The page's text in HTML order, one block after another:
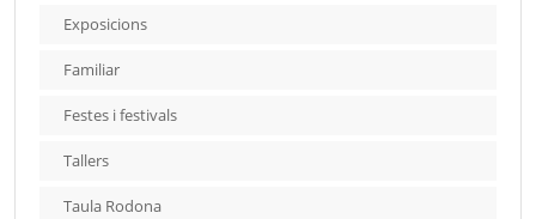
Exposicions
Familiar
Festes i festivals
Tallers
Taula Rodona